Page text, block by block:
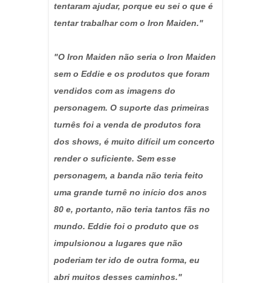
tentaram ajudar, porque eu sei o que é
tentar trabalhar com o Iron Maiden."
"O Iron Maiden não seria o Iron Maiden
sem o Eddie e os produtos que foram
vendidos com as imagens do
personagem. O suporte das primeiras
turnês foi a venda de produtos fora
dos shows, é muito difícil um concerto
render o suficiente. Sem esse
personagem, a banda não teria feito
uma grande turnê no início dos anos
80 e, portanto, não teria tantos fãs no
mundo. Eddie foi o produto que os
impulsionou a lugares que não
poderiam ter ido de outra forma, eu
abri muitos desses caminhos."